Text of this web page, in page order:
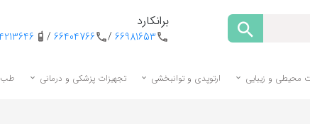
برانکارد
66981653
/
66404766
/
محیطی و زیبایی ارتوپدی و توانبخشی تجهیزات پزشکی و درمانی طب